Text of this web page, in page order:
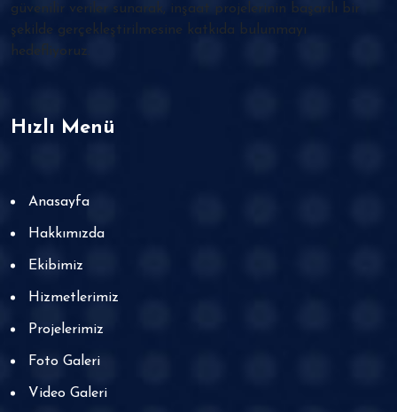
güvenilir veriler sunarak, inşaat projelerinin başarılı bir
şekilde gerçekleştirilmesine katkıda bulunmayı
hedefliyoruz.
Hızlı Menü
Anasayfa
Hakkımızda
Ekibimiz
Hizmetlerimiz
Projelerimiz
Foto Galeri
Video Galeri